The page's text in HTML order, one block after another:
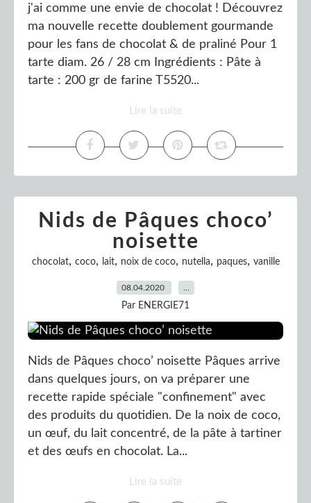
j'ai comme une envie de chocolat ! Découvrez
ma nouvelle recette doublement gourmande
pour les fans de chocolat & de praliné Pour 1
tarte diam. 26 / 28 cm Ingrédients : Pâte à
tarte : 200 gr de farine T5520...
Lire la suite
Nids de Pâques choco’
noisette
chocolat, coco, lait, noix de coco, nutella, paques, vanille
08.04.2020
Par ENERGIE71
Nids de Pâques choco’ noisette Pâques arrive
dans quelques jours, on va préparer une
recette rapide spéciale "confinement" avec
des produits du quotidien. De la noix de coco,
un œuf, du lait concentré, de la pâte à tartiner
et des œufs en chocolat. La...
Lire la suite